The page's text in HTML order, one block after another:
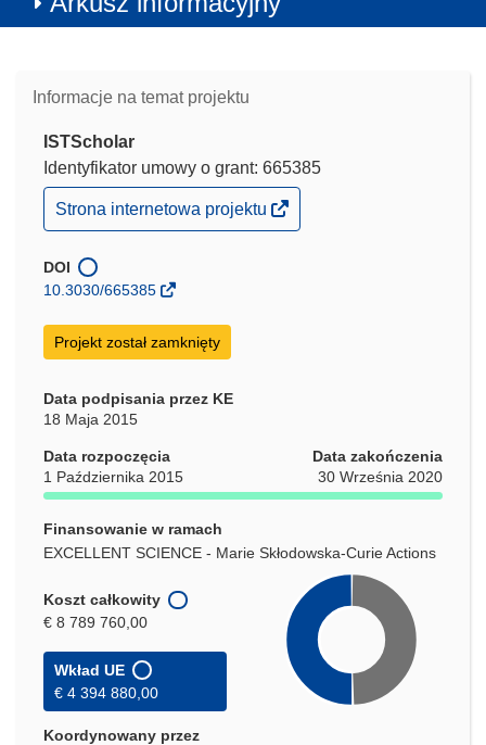
Informacje na temat projektu
ISTScholar
Identyfikator umowy o grant: 665385
(odnośnik
otworzy
w
nowym
Strona internetowa projektu
DOI
10.3030/665385
Projekt został zamknięty
Data podpisania przez KE
18 Maja 2015
Data rozpoczęcia
1 Października 2015
Data zakończenia
30 Września 2020
Finansowanie w ramach
EXCELLENT SCIENCE - Marie Skłodowska-Curie Actions
Koszt całkowity
€ 8 789 760,00
Wkład UE
€ 4 394 880,00
Koordynowany przez